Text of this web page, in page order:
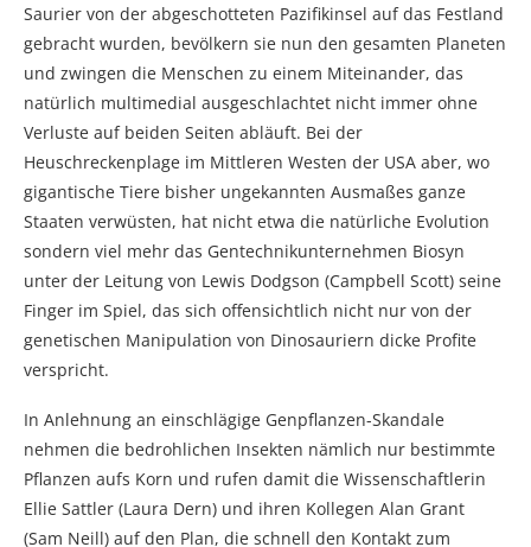
Saurier von der abgeschotteten Pazifikinsel auf das Festland
gebracht wurden, bevölkern sie nun den gesamten Planeten
und zwingen die Menschen zu einem Miteinander, das
natürlich multimedial ausgeschlachtet nicht immer ohne
Verluste auf beiden Seiten abläuft. Bei der
Heuschreckenplage im Mittleren Westen der USA aber, wo
gigantische Tiere bisher ungekannten Ausmaßes ganze
Staaten verwüsten, hat nicht etwa die natürliche Evolution
sondern viel mehr das Gentechnikunternehmen Biosyn
unter der Leitung von Lewis Dodgson (Campbell Scott) seine
Finger im Spiel, das sich offensichtlich nicht nur von der
genetischen Manipulation von Dinosauriern dicke Profite
verspricht.
In Anlehnung an einschlägige Genpflanzen-Skandale
nehmen die bedrohlichen Insekten nämlich nur bestimmte
Pflanzen aufs Korn und rufen damit die Wissenschaftlerin
Ellie Sattler (Laura Dern) und ihren Kollegen Alan Grant
(Sam Neill) auf den Plan, die schnell den Kontakt zum